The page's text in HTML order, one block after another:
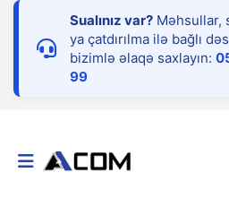
Sualınız var? Məhsullar,
ya çatdırılma ilə bağlı
bizimlə əlaqə saxlayın:
99